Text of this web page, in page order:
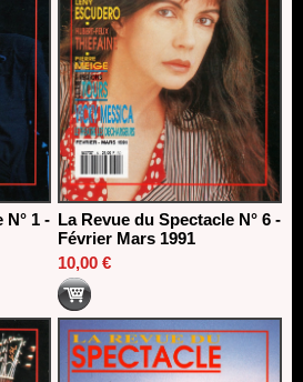
N° 1 - La Revue du Spectacle N° 6 -
Février Mars 1991
10,00 €